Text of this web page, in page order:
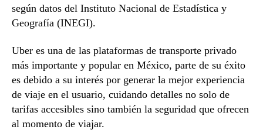
según datos del Instituto Nacional de Estadística y
Geografía (INEGI).
Uber es una de las plataformas de transporte privado
más importante y popular en México, parte de su éxito
es debido a su interés por generar la mejor experiencia
de viaje en el usuario, cuidando detalles no solo de
tarifas accesibles sino también la seguridad que ofrecen
al momento de viajar.